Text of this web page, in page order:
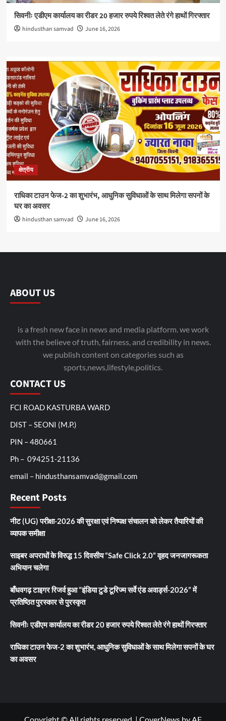
सिवनीः एडीएम कार्यालय का रीडर 20 हजार रुपये रिश्वत लेते रंगे हाथों गिरफ्तार
hindusthan samvad June 16, 2026
क्षेत्रीय
राधिका टाउन फेज-2 का शुभारंभ, आधुनिक सुविधाओं के साथ मिलेगा सपनों के
घर का अवसर
hindusthan samvad June 16, 2026
ABOUT US
is a fresh new face in news and media platform. we work
with the believe of truth, fairness, and credibility in news.
we publish content on categories such as
sports,news,lifestyle,politics.
CONTACT US
FCI ROAD KASTURBA WARD
DIST – SEONI (M.P.)
PIN – 480661
Ph – 094251-21136
email – hindusthansamvad@gmail.com
Recent Posts
नीट (UG) परीक्षा-2026 की सुरक्षा एवं निष्पक्ष संचालन को लेकर तैयारियों की
व्यापक समीक्षा
साइबर अपराधों के विरुद्ध 15 दिवसीय “Safe Click 2.0” वृहद जनजागरूकता
अभियान चलेगा
बाँधवगढ़ टाइगर रिजर्व हुआ “इंडिया टुडे टूरिज्म सर्वे एंड अवार्ड्स-2026” में
प्रतिष्ठित पुरस्कार से पुरस्कृत
सिवनीः एडीएम कार्यालय का रीडर 20 हजार रुपये रिश्वत लेते रंगे हाथों गिरफ्तार
राधिका टाउन फेज-2 का शुभारंभ, आधुनिक सुविधाओं के साथ मिलेगा सपनों के घर
का अवसर